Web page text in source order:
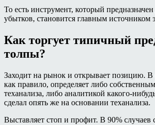
То есть инструмент, который
убытков, становится главным источником
Как торгует типичный
толпы?
Заходит на рынок и открывает позицию. В
как правило, определяет либо
теханализа, либо аналитикой какого-
сделал опять же на основании теханализа.
Выставляет стоп и профит. В 90% случаев